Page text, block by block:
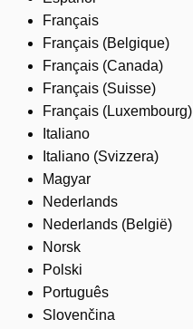
Français
Français (Belgique)
Français (Canada)
Français (Suisse)
Français (Luxembourg)
Italiano
Italiano (Svizzera)
Magyar
Nederlands
Nederlands (België)
Norsk
Polski
Português
Slovenčina